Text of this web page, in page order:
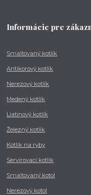
Informácie pre
Smaltovaný kotlík
Antikorový kotlík
Nerezový kotlík
Medený kotlík
Liatinový kotlík
Železný kotlík
Kotlík na ryby
Servírovací kotlík
Smaltovaný kotol
Nerezový kotol